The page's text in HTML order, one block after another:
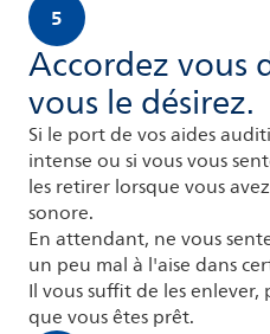
5
Accordez vous
vous le désirez.
Si le port de vos aides
intense ou si vous vous
les retirer lorsque vous
sonore.
En attendant, ne vous
un peu mal à l'aise dans
Il vous suffit de les
que vous êtes prêt.